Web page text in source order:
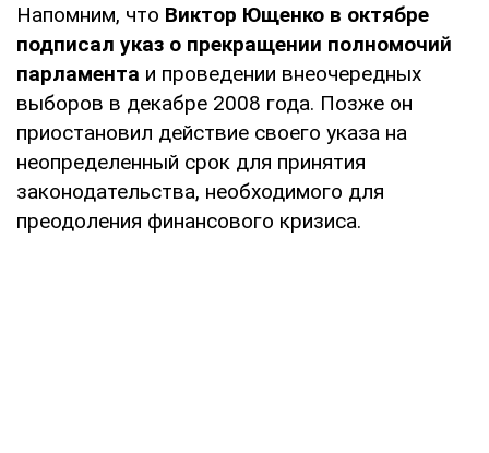
Напомним, что Виктор Ющенко в октябре
подписал указ о прекращении полномочий
парламента и проведении внеочередных
выборов в декабре 2008 года. Позже он
приостановил действие своего указа на
неопределенный срок для принятия
законодательства, необходимого для
преодоления финансового кризиса.